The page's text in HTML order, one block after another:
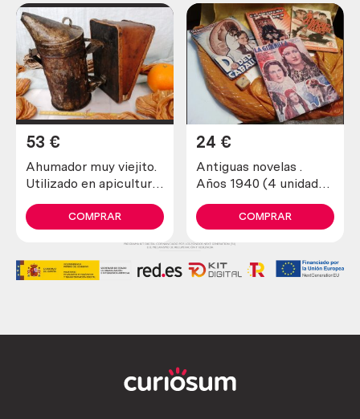
Ahumador muy viejito.
Utilizado en apicultura
abejas
53 €
COMPRAR
Antiguas novelas .
Años 1940 (4 unidades
24 €
COMPRAR